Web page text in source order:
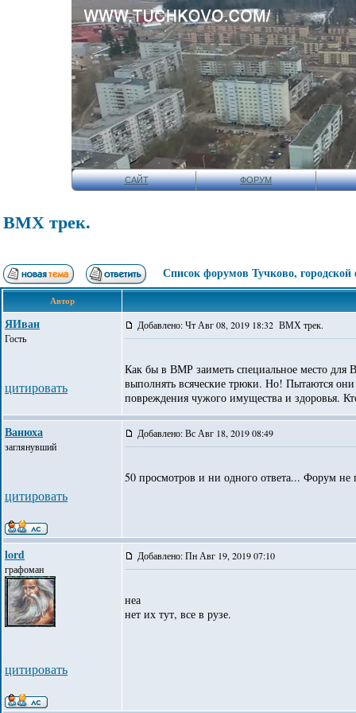
САЙТ ФОРУМ
ВМХ трек.
Список форумов Тучково,
Автор
ЯИван
Гость
цитировать
Добавлено: Чт Авг 08, 2019 18:32 ВМХ трек.
Как бы в ВМР заиметь специальное место для
выполнять всяческие трюки. Но! Пытаются
повреждения чужого имущества и здоровья.
Ванюха
заглянувший
цитировать
Добавлено: Вс Авг 18, 2019 08:49
50 просмотров и ни одного ответа... Форум не
lord
графоман
цитировать
Добавлено: Пн Авг 19, 2019 07:10
неа
нет их тут, все в рузе.